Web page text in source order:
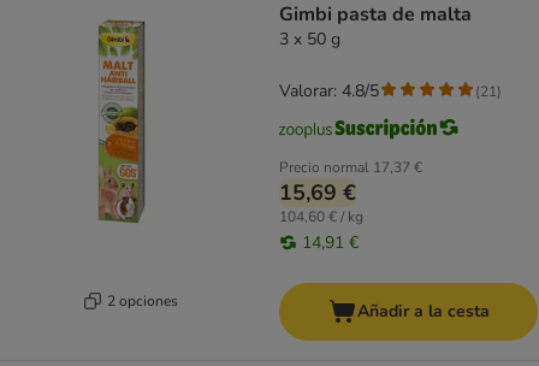
2 opciones
Gimbi pasta de malta
3 x 50 g
Precio normal 17,37 €
15,69 €
104,60 € / kg
14,91 €
Valorar: 4.8/5 (21)
Añadir a la cesta